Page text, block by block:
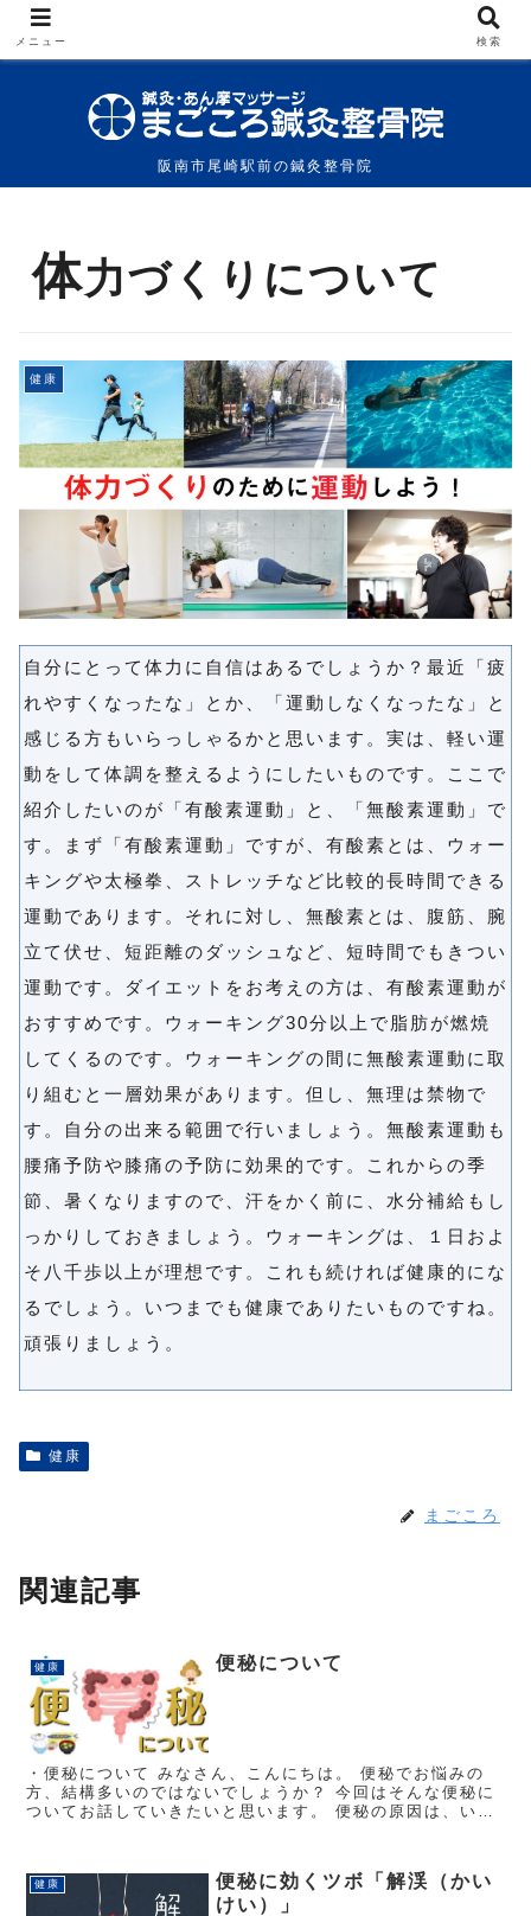
阪南市尾崎駅前の鍼灸整骨院
体力づくりについて
健康
自分にとって体力に自信はあるでしょうか？最近「疲
れやすくなったな」とか、「運動しなくなったな」と
感じる方もいらっしゃるかと思います。実は、軽い運
動をして体調を整えるようにしたいものです。ここで
紹介したいのが「有酸素運動」と、「無酸素運動」で
す。まず「有酸素運動」ですが、有酸素とは、ウォー
キングや太極拳、ストレッチなど比較的長時間できる
運動であります。それに対し、無酸素とは、腹筋、腕
立て伏せ、短距離のダッシュなど、短時間でもきつい
運動です。ダイエットをお考えの方は、有酸素運動が
おすすめです。ウォーキング30分以上で脂肪が燃焼
してくるのです。ウォーキングの間に無酸素運動に取
り組むと一層効果があります。但し、無理は禁物で
す。自分の出来る範囲で行いましょう。無酸素運動も
腰痛予防や膝痛の予防に効果的です。これからの季
節、暑くなりますので、汗をかく前に、水分補給もし
っかりしておきましょう。ウォーキングは、１日およ
そ八千歩以上が理想です。これも続ければ健康的にな
るでしょう。いつまでも健康でありたいものですね。
頑張りましょう。
健康
まごころ
関連記事
健康 便秘について
・便秘について みなさん、こんにちは。 便秘でお悩みの
方、結構多いのではないでしょうか？ 今回はそんな便秘に
ついてお話していきたいと思います。 便秘の原因は、いろ
健康
便秘に効くツボ「解渓（かい
けい）」
メニュー 検索